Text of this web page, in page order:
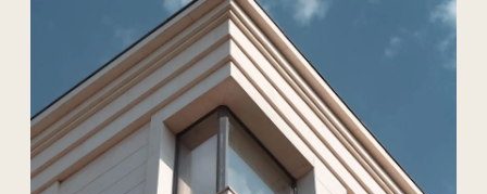
Техновид — бұл
сәулетшілердің,
инженерлердің және
девелоперлердің тілінде
сөйлейтін команда.